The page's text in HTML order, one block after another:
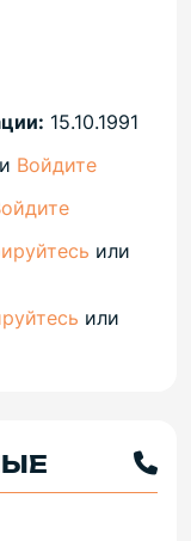
15.10.1991
Войдите
или
или